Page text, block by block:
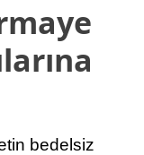
bedelsiz